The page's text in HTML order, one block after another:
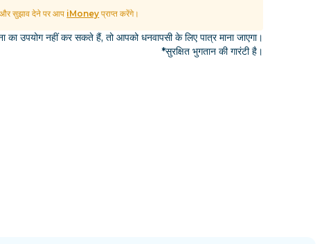
सुझाव देने पर आप iMoney प्राप्त करेंगे।
का उपयोग नहीं कर सकते हैं, तो आपको धनवापसी के लिए पात्र माना जाएगा।
*सुरक्षित भुगतान की गारंटी है।